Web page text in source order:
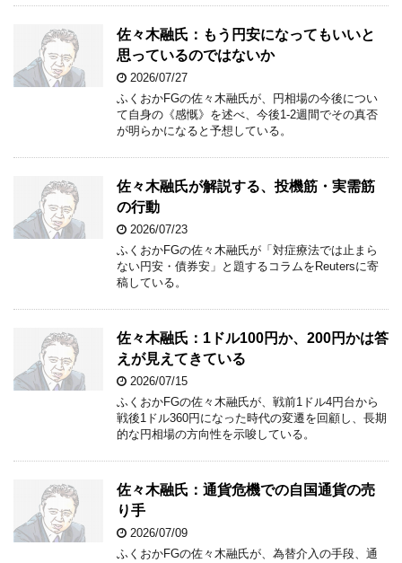
佐々木融氏：もう円安になってもいいと
思っているのではないか
2026/07/27
ふくおかFGの佐々木融氏が、円相場の今後につい
て自身の《感慨》を述べ、今後1-2週間でその真否
が明らかになると予想している。
佐々木融氏が解説する、投機筋・実需筋
の行動
2026/07/23
ふくおかFGの佐々木融氏が「対症療法では止まら
ない円安・債券安」と題するコラムをReutersに寄
稿している。
佐々木融氏：1ドル100円か、200円かは答
えが見えてきている
2026/07/15
ふくおかFGの佐々木融氏が、戦前1ドル4円台から
戦後1ドル360円になった時代の変遷を回顧し、長期
的な円相場の方向性を示唆している。
佐々木融氏：通貨危機での自国通貨の売
り手
2026/07/09
ふくおかFGの佐々木融氏が、為替介入の手段、通